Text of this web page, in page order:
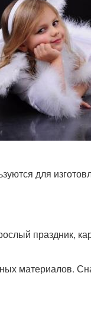
для
праздник,
материалов.